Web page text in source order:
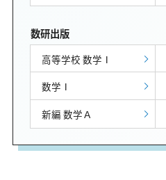
数研出版
高等学校 数学Ⅰ
数学Ⅰ
新編 数学Ａ